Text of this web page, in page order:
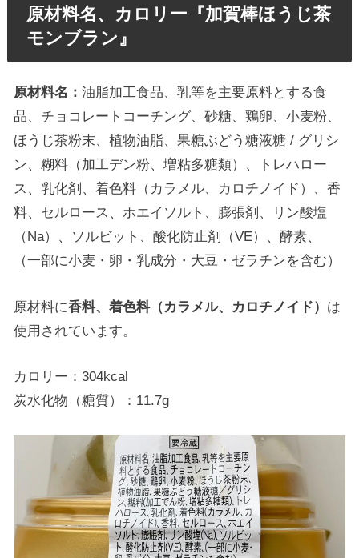
原材料名、カロリー『加賀棒ほうじ茶
モンブラン』
原材料名：油脂加工食品、乳等を主要原料とする食
品、チョコレートコーチング、砂糖、鶏卵、小麦粉、
ほうじ茶粉末、植物油脂、果糖ぶどう糖液糖 / グリシ
ン、糊料（加工デン粉、増粘多糖類）、トレハロー
ス、乳化剤、着色料（カラメル、カロチノイド）、香
料、セルロース、ホエイソルト、膨張剤、リン酸塩
（Na）、ソルビット、酸化防止剤（VE）、酵素、
（一部に小麦・卵・乳成分・大豆・ゼラチンを含む）
原材料に香料、着色料（カラメル、カロチノイド） は
使用されています。
カロリー：304kcal
炭水化物（糖質）：11.7g